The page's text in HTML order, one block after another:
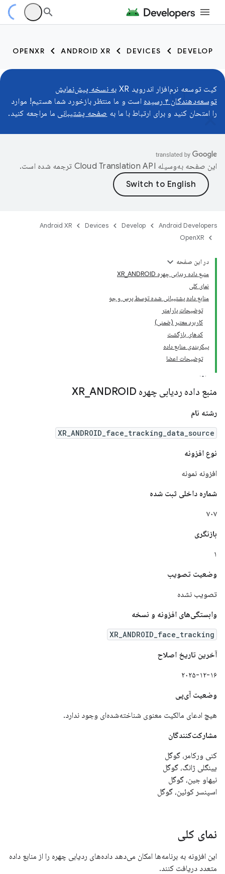
DEVELOP
DEVICES
ANDROID XR
OPENXR
کیت توسعه نرم‌افزار اندروید XR
به نسخه پیش‌نمایش
توسعه‌دهندگان ۴ رسیده
است و ما منتظر بازخورد شما هستیم! موارد
را امتحان کنید و برای ارتباط با ما به صفحه پشتیبانی ما مراجعه کنید.
این صفحه به‌وسیله ترجمه شده است.
Android Developers
Develop
Devices
Android XR
OpenXR
در این صفحه
منبع داده ردیابی چهره XR_ANDROID
نمای کلی
منابع داده پشتیبانی شده توسط پرس و جو
توضیحات پارامتر
کاربرد معتبر (ضمنی)
کدهای بازگشت
پیکربندی منابع داده
توضیحات اعضا
منبع داده ردیابی چهره XR _ANDROID
رشته نام
XR_ANDROID_face_tracking_data_source
نوع افزونه
افزونه نمونه
شماره داخلی ثبت شده
۷۰۷
بازنگری
۱
وضعیت تصویب
تصویب نشده
وابستگی‌های افزونه و نسخه
XR_ANDROID_face_tracking
آخرین تاریخ اصلاح
۲۰۲۵-۱۲-۱۶
وضعیت آی‌پی
هیچ ادعای مالکیت معنوی شناخته‌شده‌ای وجود ندارد.
مشارکت‌کنندگان
کنی ورکامر، گوگل
یینگلی ژانگ، گوگل
نیهاو جین، گوگل
اسپنسر کوئین، گوگل
نمای کلی
این افزونه به برنامه‌ها امکان می‌دهد داده‌های ردیابی چهره را از منابع داده
متعدد دریافت کنند.